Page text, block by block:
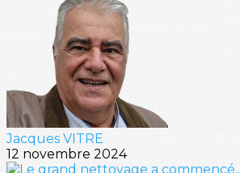
Jacques VITRE
12 novembre 2024